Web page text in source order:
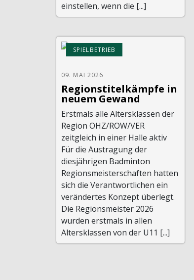
einstellen, wenn die [...]
SPIELBETRIEB
09. MAI 2026
Regionstitelkämpfe in
neuem Gewand
Erstmals alle Altersklassen der
Region OHZ/ROW/VER
zeitgleich in einer Halle aktiv
Für die Austragung der
diesjährigen Badminton
Regionsmeisterschaften hatten
sich die Verantwortlichen ein
verändertes Konzept überlegt.
Die Regionsmeister 2026
wurden erstmals in allen
Altersklassen von der U11 [...]